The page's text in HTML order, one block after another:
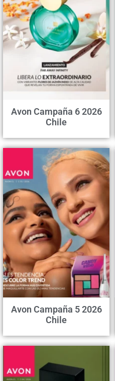
Avon Campaña 6 2026
Chile
Avon Campaña 5 2026
Chile